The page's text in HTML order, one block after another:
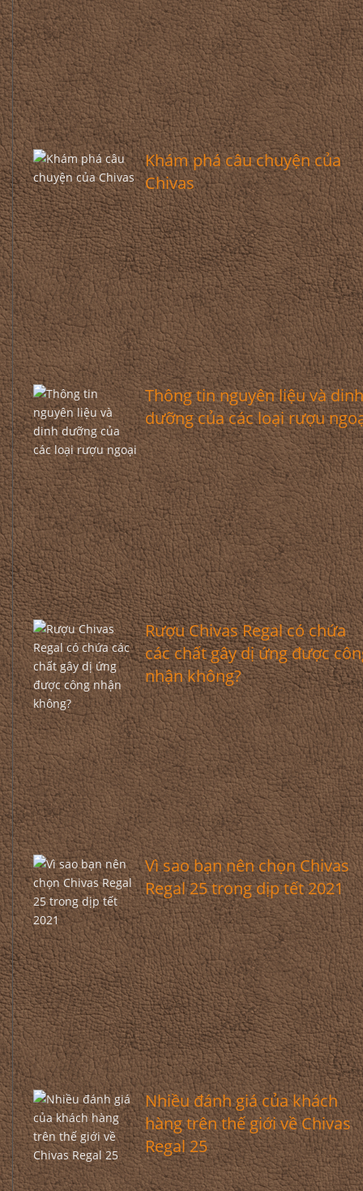
Khám phá câu chuyện của
Chivas
Thông tin nguyên liệu và
dưỡng của các loại rượu
Rượu Chivas Regal có chứa
các chất gây dị ứng được
nhận không?
Vì sao bạn nên chọn Chivas
Regal 25 trong dịp tết 2021
Nhiều đánh giá của khách
hàng trên thế giới về Chivas
Regal 25